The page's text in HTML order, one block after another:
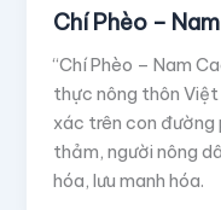
Chí Phèo –
“Chí Phèo – Nam
thực nông thôn
xác trên con đường
thảm, người nông
hóa, lưu manh hóa.